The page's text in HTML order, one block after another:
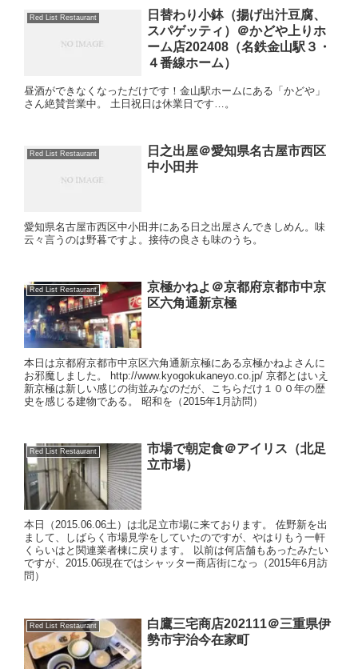
Red List Restaurant
日替わり小鉢（揚げ出汁豆腐、
スパゲッティ）＠かどや上りホ
ーム店202408（名鉄金山駅３・
４番線ホーム）
昼酒ができなくなっただけです！金山駅ホームにある「かどや」
さん絶賛営業中。 土日祝日は休業日です…。
Red List Restaurant
日之出屋＠愛知県名古屋市西区
中小田井
愛知県名古屋市西区中小田井にある日之出屋さんできしめん。味
云々言うのは野暮ですよ。接待の良さも味のうち。
Red List Restaurant
京極かねよ＠京都府京都市中京
区六角通新京極
本日は京都府京都市中京区六角通新京極にある京極かねよさんに
お邪魔しました。 http://www.kyogokukaneyo.co.jp/ 京都とはいえ
新京極は新しい感じの街並みなのだが、こちらだけ１００年の歴
史を感じる建物である。 昭和を（2015年1月訪問）
Red List Restaurant
市場で朝定食＠アイリス（北足
立市場）
本日（2015.06.06土）は北足立市場に来ております。 佐野新を出
まして、しばらく市場見学をしていたのですが、やはりもう一軒
くらいはと関連業者棟に戻ります。 以前は何店舗もあったみたい
ですが、2015.06現在ではシャッター商店街になっ（2015年6月訪
問）
Red List Restaurant
白鷹三宅商店202111＠三重県伊
勢市宇治今在家町